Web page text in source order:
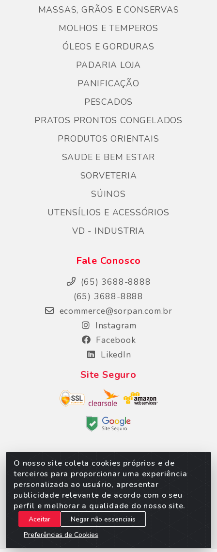
O nosso site coleta cookies próprios e de
terceiros para proporcionar uma experiência
personalizada ao usuário, apresentar
publicidade relevante de acordo com o seu
perfil e melhorar a qualidade do nosso site.
Aceitar
Negar não essenciais
Preferências de Cookies
MASSAS, GRÃOS E CONSERVAS
MOLHOS E TEMPEROS
ÓLEOS E GORDURAS
PADARIA LOJA
PANIFICAÇÃO
PESCADOS
PRATOS PRONTOS CONGELADOS
PRODUTOS ORIENTAIS
SAUDE E BEM ESTAR
SORVETERIA
SÚINOS
UTENSÍLIOS E ACESSÓRIOS
VD - INDUSTRIA
Fale Conosco
(65) 3688-8888
(65) 3688-8888
ecommerce@sorpan.com.br
Instagram
Facebook
LikedIn
Site Seguro
Sorpan - Rodovia dos Imigrantes, Lote 06, São
Matheus, Várzea Grande/MT – CEP 78152-135 - CNPJ
02.623.537/0010-24